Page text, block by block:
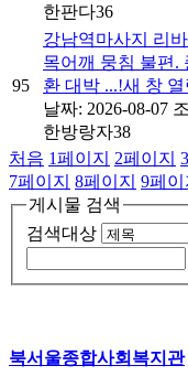
한판다36
95
강남역마사지 리
목어깨 뭉침 불편.
환 대박 ...!새 창 열
날짜: 2026-08-07
한방랑자38
처음 1페이지 2페이지 3
7페이지 8페이지 9페이
게시물 검색
검색대상
북서울종합사회복지관